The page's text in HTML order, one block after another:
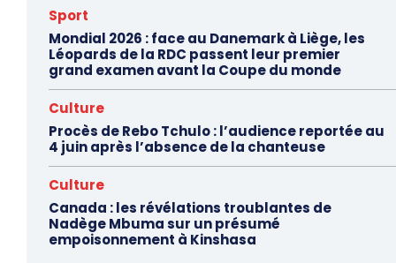
Sport
Mondial 2026 : face au Danemark à Liège, les
Léopards de la RDC passent leur premier
grand examen avant la Coupe du monde
Culture
Procès de Rebo Tchulo : l’audience reportée au
4 juin après l’absence de la chanteuse
Culture
Canada : les révélations troublantes de
Nadège Mbuma sur un présumé
empoisonnement à Kinshasa